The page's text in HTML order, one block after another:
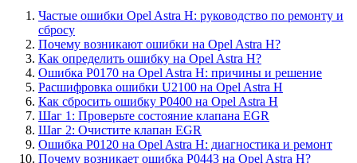
Частые ошибки Opel Astra H: руководство по ремонту и
сбросу
Почему возникают ошибки на Opel Astra H?
Как определить ошибку на Opel Astra H?
Ошибка P0170 на Opel Astra H: причины и решение
Расшифровка ошибки U2100 на Opel Astra H
Как сбросить ошибку P0400 на Opel Astra H
Шаг 1: Проверьте состояние клапана EGR
Шаг 2: Очистите клапан EGR
Ошибка P0120 на Opel Astra H: диагностика и ремонт
Почему возникает ошибка P0443 на Opel Astra H?